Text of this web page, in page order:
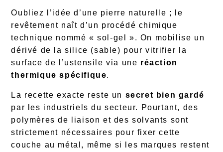
Oubliez l’idée d’une pierre naturelle ; le
revêtement naît d’un procédé chimique
technique nommé « sol-gel ». On mobilise un
dérivé de la silice (sable) pour vitrifier la
surface de l’ustensile via une réaction
thermique spécifique.
La recette exacte reste un secret bien gardé
par les industriels du secteur. Pourtant, des
polymères de liaison et des solvants sont
strictement nécessaires pour fixer cette
couche au métal, même si les marques restent